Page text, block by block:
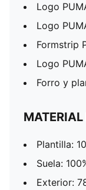
Logo
Logo
Formstrip
Logo
Forro y
Plantilla:
Suela:
Exterior: